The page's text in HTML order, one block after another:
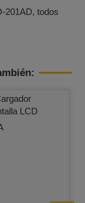
todos